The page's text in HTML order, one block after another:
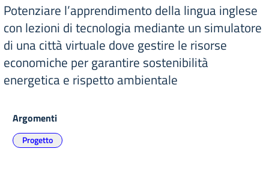
Potenziare l’apprendimento della lingua inglese
con lezioni di tecnologia mediante un simulatore
di una città virtuale dove gestire le risorse
economiche per garantire sostenibilità
energetica e rispetto ambientale
Argomenti
Progetto